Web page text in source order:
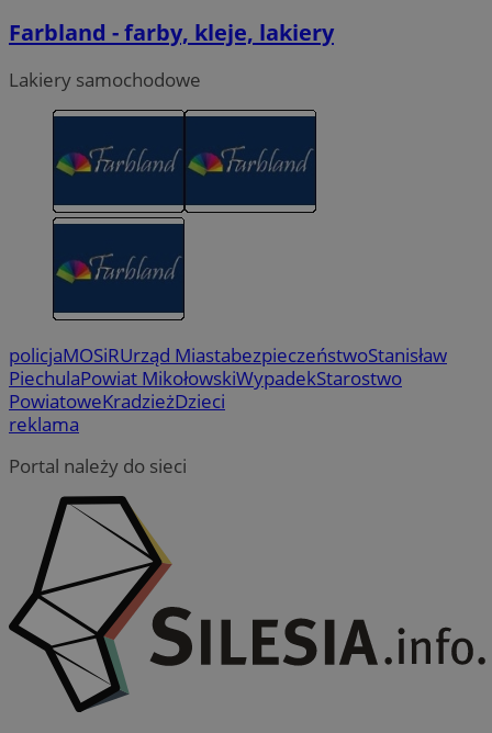
Farbland - farby, kleje, lakiery
Lakiery samochodowe
policjaMOSiRUrząd MiastabezpieczeństwoStanisław
PiechulaPowiat MikołowskiWypadekStarostwo
PowiatoweKradzieżDzieci
reklama
Portal należy do sieci